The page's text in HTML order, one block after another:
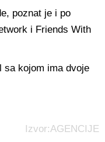
poznat je i po
i Friends With
sa kojom ima dvoje
Izvor:AGENCIJE